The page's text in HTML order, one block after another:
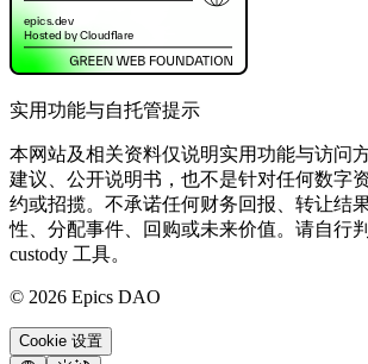
实用功能与自托管提示
本网站及相关资料仅说明实用功能与访问
建议、公开说明书，也不是针对任何数字
约或招揽。不承诺任何财务回报、转让结
性、分配事件、回购或未来价值。请自行
custody 工具。
© 2026 Epics DAO
Cookie 设置